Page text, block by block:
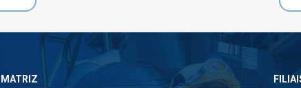
MATRIZ